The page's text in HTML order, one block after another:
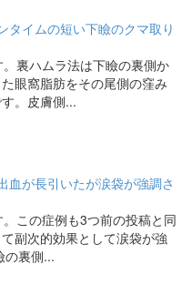
タイムの短い下瞼のクマ取り
裏ハムラ法は下瞼の裏側か
眼窩脂肪をその尾側の窪み
。皮膚側...
血が長引いたが涙袋が強調さ
この症例も3つ前の投稿と同
副次的効果として涙袋が強
の裏側...